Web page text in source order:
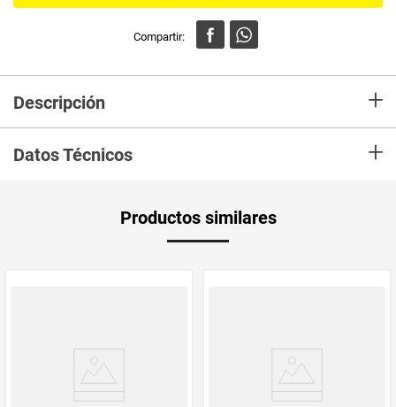
Descripción +
Datos Técnicos +
Productos similares